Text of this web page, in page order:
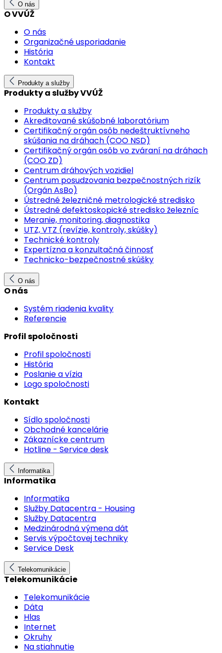
O nás
O VVÚŽ
O nás
Organizačné usporiadanie
História
Kontakt
Produkty a služby
Produkty a služby VVÚŽ
Produkty a služby
Akreditované skúšobné laboratórium
Certifikačný orgán osôb nedeštruktívneho
skúšania na dráhach (COO NSD)
Certifikačný orgán osôb vo zváraní na dráhach
(COO ZD)
Centrum dráhových vozidiel
Centrum posudzovania bezpečnostných rizík
(Orgán AsBo)
Ústredné železničné metrologické stredisko
Ústredné defektoskopické stredisko železníc
Meranie, monitoring, diagnostika
UTZ, VTZ (revízie, kontroly, skúšky)
Technické kontroly
Expertízna a konzultačná činnosť
Technicko-bezpečnostné skúšky
O nás
O nás
Systém riadenia kvality
Referencie
Profil spoločnosti
Profil spoločnosti
História
Poslanie a vízia
Logo spoločnosti
Kontakt
Sídlo spoločnosti
Obchodné kancelárie
Zákaznícke centrum
Hotline - Service desk
Informatika
Informatika
Informatika
Služby Datacentra - Housing
Služby Datacentra
Medzinárodná výmena dát
Servis výpočtovej techniky
Service Desk
Telekomunikácie
Telekomunikácie
Telekomunikácie
Dáta
Hlas
Internet
Okruhy
Na stiahnutie